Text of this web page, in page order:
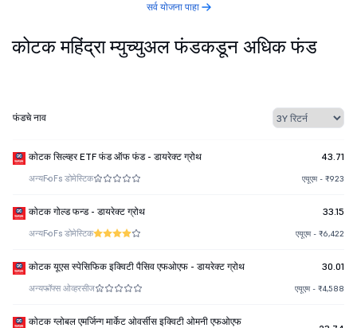
सर्व योजना पाहा
कोटक महिंद्रा म्युच्युअल फंडकडून अधिक फंड
फंडचे नाव
कोटक सिल्व्हर ETF फंड ऑफ फंड - डायरेक्ट ग्रोथ 43.71
अन्यFoFs डोमेस्टिक एयूएम - ₹923
कोटक गोल्ड फन्ड - डायरेक्ट ग्रोथ 33.15
अन्यFoFs डोमेस्टिक एयूएम - ₹6,422
कोटक यूएस स्पेसिफिक इक्विटी पैसिव एफओएफ - डायरेक्ट ग्रोथ 30.01
अन्यफॉफ्स ओव्हरसीज एयूएम - ₹4,588
कोटक ग्लोबल एमर्जिन्ग मार्केट ओवर्सीस इक्विटी ओमनी एफओएफ